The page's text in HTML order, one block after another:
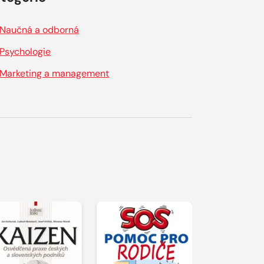
Naučná a odborná
Psychologie
Marketing a management